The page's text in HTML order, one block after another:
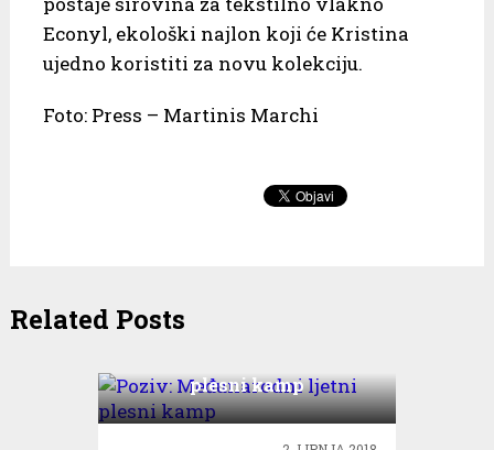
Econyl, ekološki najlon koji će Kristina
ujedno koristiti za novu kolekciju.
Foto: Press – Martinis Marchi
Related Posts
plesni kamp